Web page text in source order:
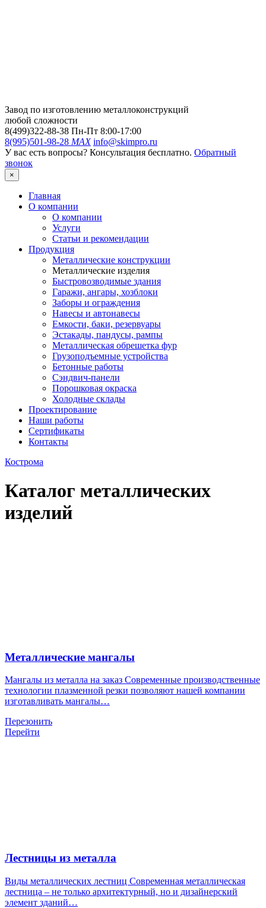
Завод по изготовлению металлоконструкций
любой сложности
8(499)322-88-38 Пн-Пт 8:00-17:00
8(995)501-98-28 MAX info@skimpro.ru
У вас есть вопросы? Консультация бесплатно. Обратный
звонок
×
Главная
О компании
О компании
Услуги
Статьи и рекомендации
Продукция
Металлические конструкции
Металлические изделия
Быстровозводимые здания
Гаражи, ангары, хозблоки
Заборы и ограждения
Навесы и автонавесы
Емкости, баки, резервуары
Эстакады, пандусы, рампы
Металлическая обрешетка фур
Грузоподъемные устройства
Бетонные работы
Сэндвич-панели
Порошковая окраска
Холодные склады
Проектирование
Наши работы
Сертификаты
Контакты
Кострома
Каталог металлических
изделий
Металлические мангалы
Мангалы из металла на заказ Современные производственные
технологии плазменной резки позволяют нашей компании
изготавливать мангалы…
Перезонить
Перейти
Лестницы из металла
Виды металлических лестниц Современная металлическая
лестница – не только архитектурный, но и дизайнерский
элемент зданий…